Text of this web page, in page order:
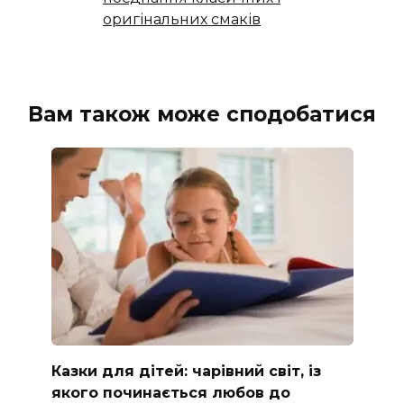
оригінальних смаків
Вам також може сподобатися
Казки для дітей: чарівний світ, із
якого починається любов до